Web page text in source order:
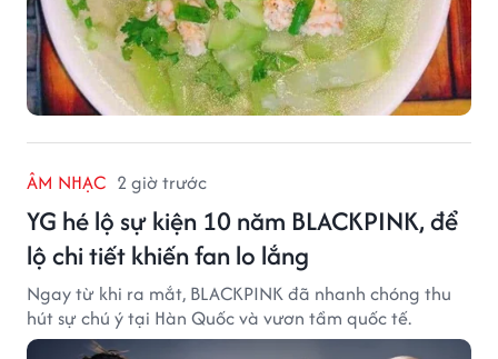
ÂM NHẠC 2 giờ trước
YG hé lộ sự kiện 10 năm BLACKPINK, để
lộ chi tiết khiến fan lo lắng
Ngay từ khi ra mắt, BLACKPINK đã nhanh chóng thu
hút sự chú ý tại Hàn Quốc và vươn tầm quốc tế.